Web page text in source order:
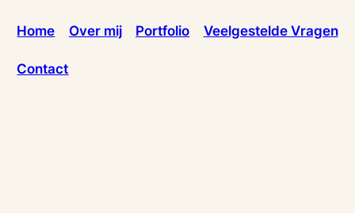
Home Over mij Portfolio Veelgestelde Vragen
Contact